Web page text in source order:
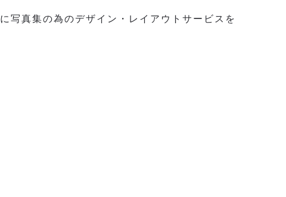
写真集の為のデザイン・レイアウトサービスを